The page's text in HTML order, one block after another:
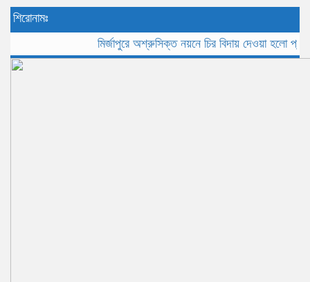
শিরোনামঃ
মির্জাপুরে অশ্রুসিক্ত নয়নে চির বিদায় দেওয়া হলো প্রবীন